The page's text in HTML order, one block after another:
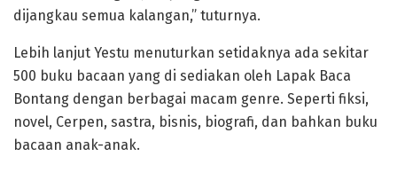
dijangkau semua kalangan,” tuturnya.
Lebih lanjut Yestu menuturkan setidaknya ada sekitar
500 buku bacaan yang di sediakan oleh Lapak Baca
Bontang dengan berbagai macam genre. Seperti fiksi,
novel, Cerpen, sastra, bisnis, biografi, dan bahkan buku
bacaan anak-anak.